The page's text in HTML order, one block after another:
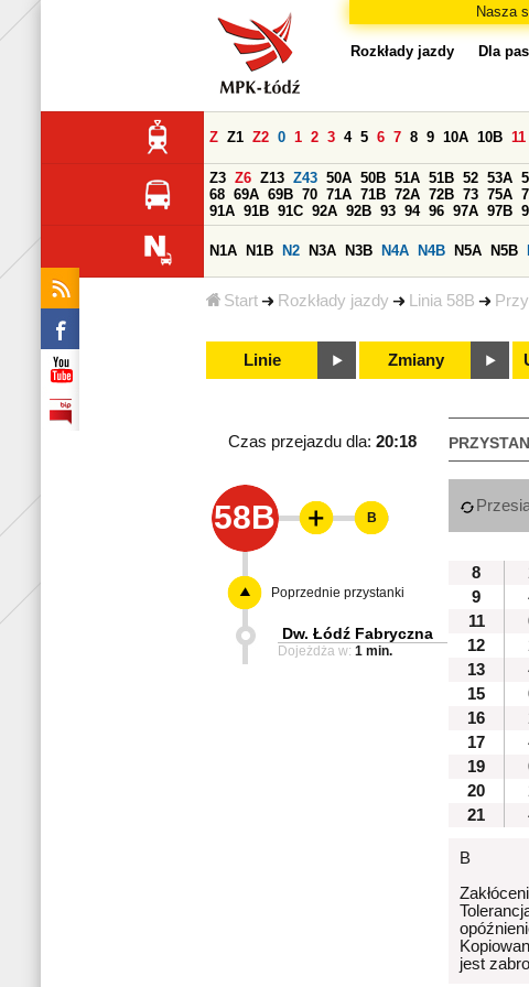
Nasza
Start Rozkłady jazdy Linia 58B
Rozkłady jazdy Dla
Z Z1 Z2 0 1 2 3 4 5 6 7 8 9 10A 10B 11
Z3 Z6 Z13 Z43 50A 50B 51A 51B 52 53A
68 69A 69B 70 71A 71B 72A 72B 73 75A
91A 91B 91C 92A 92B 93 94 96 97A 97B
N1A N1B N2 N3A N3B N4A N4B N5A N5B
Linie Zmiany
Czas przejazdu dla: 20:18
58B
8
9
11
12
13
15
16
17
19
20
21
B
jest
B
Poprzednie przystanki
Dw. Łódź Fabryczna
Dojeżdża w: 1 min.